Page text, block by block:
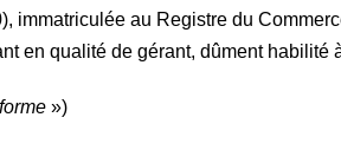
immatriculée au Registre du
en qualité de gérant, dûment habilité
»)